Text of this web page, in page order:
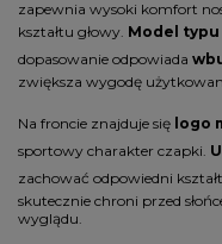
zapewnia wysoki komfort
kształtu głowy. Model
dopasowanie odpowiada
zwiększa wygodę
Na froncie znajduje się logo
sportowy charakter czapki.
zachować odpowiedni
skutecznie chroni przed
wyglądu.